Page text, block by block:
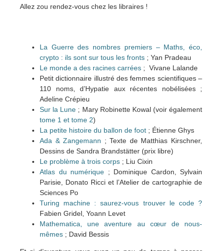
Allez zou rendez-vous chez les libraires !
La Guerre des nombres premiers – Maths, éco,
crypto : ils sont sur tous les fronts ; Yan Pradeau
Le monde a des racines carrées ; Vivane Lalande
Petit dictionnaire illustré des femmes scientifiques –
110 noms, d’Hypatie aux récentes nobélisées ;
Adeline Crépieu
Sur la Lune ; Mary Robinette Kowal (voir également
tome 1 et tome 2)
La petite histoire du ballon de foot ; Étienne Ghys
Ada & Zangemann ; Texte de Matthias Kirschner,
Dessins de Sandra Brandstätter (prix libre)
Le problème à trois corps ; Liu Cixin
Atlas du numérique ; Dominique Cardon, Sylvain
Parisie, Donato Ricci et l’Atelier de cartographie de
Sciences Po
Turing machine : saurez-vous trouver le code ?
Fabien Gridel, Yoann Levet
Mathematica, une aventure au cœur de nous-
mêmes ; David Bessis